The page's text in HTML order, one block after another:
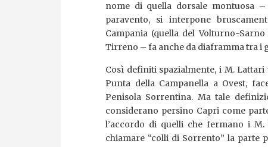
nome di quella dorsale montuosa
paravento, si interpone
Campania (quella del Volturno-
Tirreno – fa anche da diaframma tra i
Così definiti spazialmente, i M.
Punta della Campanella a Ovest,
Penisola Sorrentina. Ma tale
considerano persino Capri come
l’accordo di quelli che fermano i
chiamare “colli di Sorrento” la parte